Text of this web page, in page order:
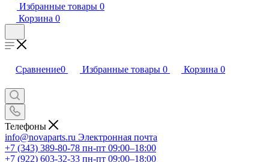
Избранные товары 0
Корзина 0
Сравнение0 Избранные товары 0 Корзина 0
Телефоны
info@novaparts.ru Электронная почта
+7 (343) 389-80-78 пн-пт 09:00–18:00
+7 (922) 603-32-33 пн-пт 09:00–18:00